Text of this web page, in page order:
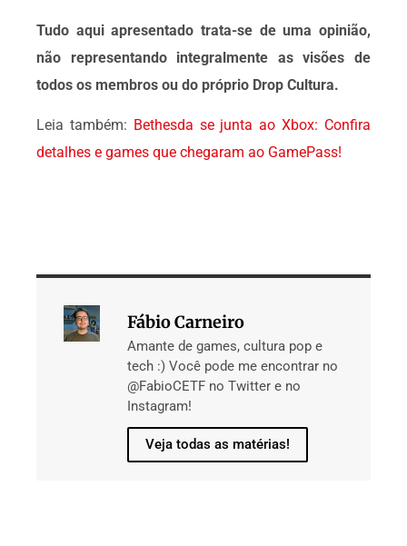
Tudo aqui apresentado trata-se de uma opinião,
não representando integralmente as visões de
todos os membros ou do próprio Drop Cultura.
Leia também: Bethesda se junta ao Xbox: Confira
detalhes e games que chegaram ao GamePass!
Fábio Carneiro
Amante de games, cultura pop e
tech :) Você pode me encontrar no
@FabioCETF no Twitter e no
Instagram!
Veja todas as matérias!